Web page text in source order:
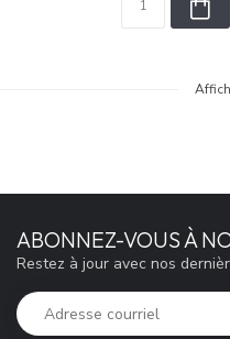
ABONNEZ-VOUS À
Restez à jour avec nos